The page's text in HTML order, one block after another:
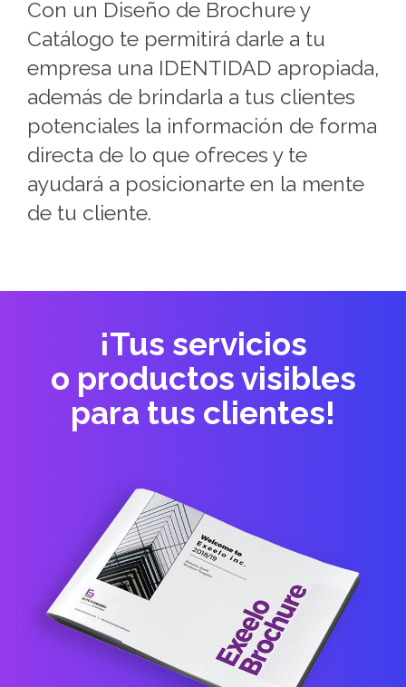
Con un Diseño de Brochure y
Catálogo te permitirá darle a tu
empresa una IDENTIDAD apropiada,
además de brindarla a tus clientes
potenciales la información de forma
directa de lo que ofreces y te
ayudará a posicionarte en la mente
de tu cliente.
¡Tus servicios
o productos visibles
para tus clientes!